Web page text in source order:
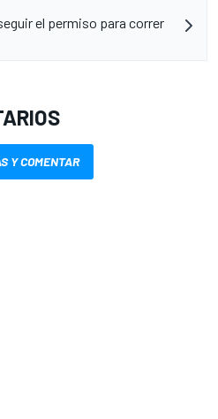
el permiso para correr
Y COMENTAR